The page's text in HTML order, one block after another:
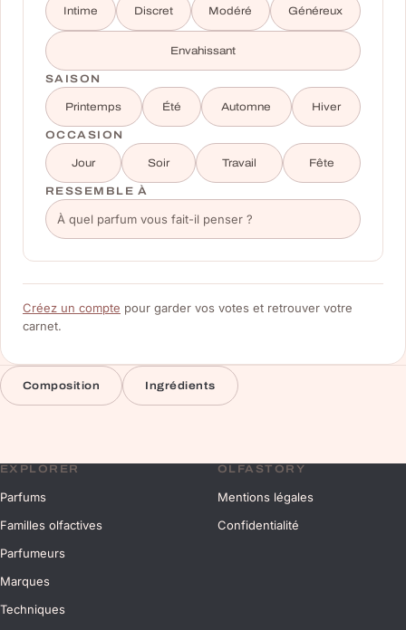
Intime Discret Modéré Généreux
Envahissant
SAISON
Printemps Été Automne Hiver
OCCASION
Jour Soir Travail Fête
RESSEMBLE À
Créez un compte pour garder vos votes et retrouver votre
carnet.
Composition Ingrédients
EXPLORER
Parfums
Familles olfactives
Parfumeurs
Marques
Techniques
OLFASTORY
Mentions légales
Confidentialité